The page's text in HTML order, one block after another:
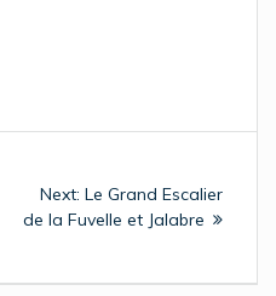
Next: Next
post:
Le Grand Escalier
de la Fuvelle et Jalabre